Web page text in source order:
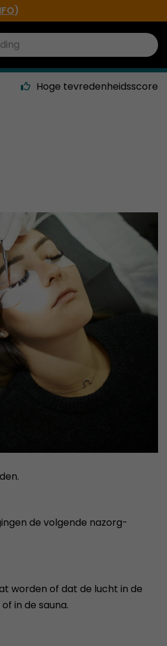
)
Hoge tevredenheidsscore
de volgende nazorg-
worden of dat de lucht in de
in de sauna.